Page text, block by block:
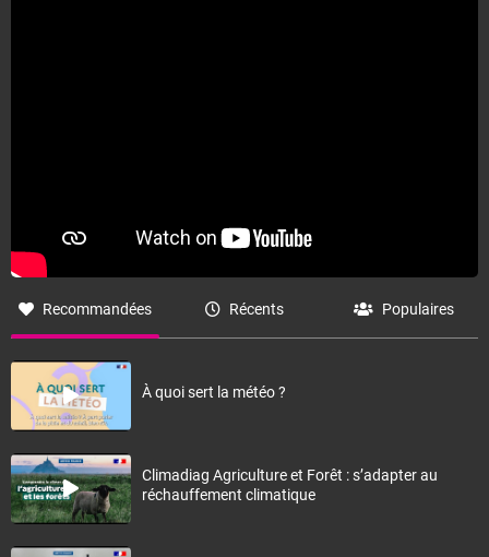
Recommandées Récents Populaires
À quoi sert la météo ?
Climadiag Agriculture et Forêt : s’adapter au
réchauffement climatique